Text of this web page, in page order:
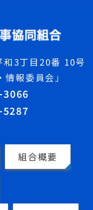
3丁目20番 10号
報委員会」
5287
組合概要